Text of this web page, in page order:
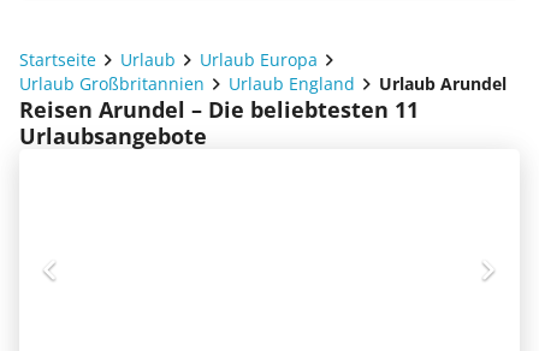
Startseite Urlaub
Urlaub Europa
Urlaub Großbritannien
Urlaub England Urlaub Arundel
Reisen Arundel – Die beliebtesten 11
Urlaubsangebote